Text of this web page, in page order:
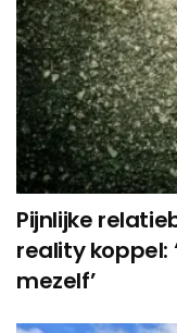
Pijnlijke
reality koppel:
mezelf’